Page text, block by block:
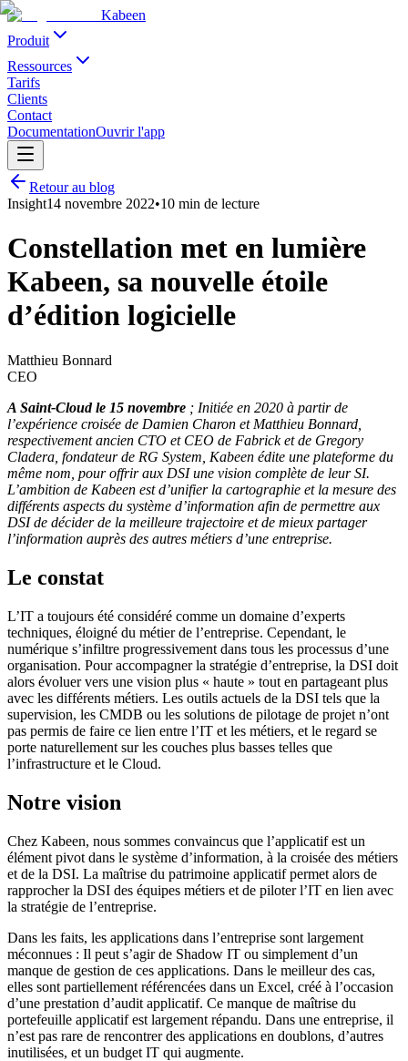
Kabeen
Produit
Ressources
Tarifs
Clients
Contact
DocumentationOuvrir l'app
Retour au blog
Insight14 novembre 2022•10 min de lecture
Constellation met en lumière
Kabeen, sa nouvelle étoile
d’édition logicielle
Matthieu Bonnard
CEO
A Saint-Cloud le 15 novembre ; Initiée en 2020 à partir de
l’expérience croisée de Damien Charon et Matthieu Bonnard,
respectivement ancien CTO et CEO de Fabrick et de Gregory
Cladera, fondateur de RG System, Kabeen édite une plateforme du
même nom, pour offrir aux DSI une vision complète de leur SI.
L’ambition de Kabeen est d’unifier la cartographie et la mesure des
différents aspects du système d’information afin de permettre aux
DSI de décider de la meilleure trajectoire et de mieux partager
l’information auprès des autres métiers d’une entreprise.
Le constat
L’IT a toujours été considéré comme un domaine d’experts
techniques, éloigné du métier de l’entreprise. Cependant, le
numérique s’infiltre progressivement dans tous les processus d’une
organisation. Pour accompagner la stratégie d’entreprise, la DSI doit
alors évoluer vers une vision plus « haute » tout en partageant plus
avec les différents métiers. Les outils actuels de la DSI tels que la
supervision, les CMDB ou les solutions de pilotage de projet n’ont
pas permis de faire ce lien entre l’IT et les métiers, et le regard se
porte naturellement sur les couches plus basses telles que
l’infrastructure et le Cloud.
Notre vision
Chez Kabeen, nous sommes convaincus que l’applicatif est un
élément pivot dans le système d’information, à la croisée des métiers
et de la DSI. La maîtrise du patrimoine applicatif permet alors de
rapprocher la DSI des équipes métiers et de piloter l’IT en lien avec
la stratégie de l’entreprise.
Dans les faits, les applications dans l’entreprise sont largement
méconnues : Il peut s’agir de Shadow IT ou simplement d’un
manque de gestion de ces applications. Dans le meilleur des cas,
elles sont partiellement référencées dans un Excel, créé à l’occasion
d’une prestation d’audit applicatif. Ce manque de maîtrise du
portefeuille applicatif est largement répandu. Dans une entreprise, il
n’est pas rare de rencontrer des applications en doublons, d’autres
inutilisées, et un budget IT qui augmente.